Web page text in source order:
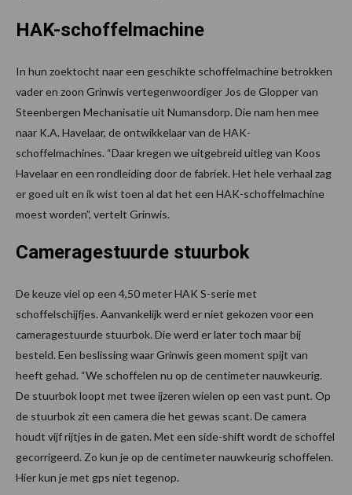
HAK-schoffelmachine
In hun zoektocht naar een geschikte schoffelmachine betrokken
vader en zoon Grinwis vertegenwoordiger Jos de Glopper van
Steenbergen Mechanisatie uit Numansdorp. Die nam hen mee
naar K.A. Havelaar, de ontwikkelaar van de HAK-
schoffelmachines. “Daar kregen we uitgebreid uitleg van Koos
Havelaar en een rondleiding door de fabriek. Het hele verhaal zag
er goed uit en ik wist toen al dat het een HAK-schoffelmachine
moest worden”, vertelt Grinwis.
Cameragestuurde stuurbok
De keuze viel op een 4,50 meter HAK S-serie met
schoffelschijfjes. Aanvankelijk werd er niet gekozen voor een
cameragestuurde stuurbok. Die werd er later toch maar bij
besteld. Een beslissing waar Grinwis geen moment spijt van
heeft gehad. “We schoffelen nu op de centimeter nauwkeurig.
De stuurbok loopt met twee ijzeren wielen op een vast punt. Op
de stuurbok zit een camera die het gewas scant. De camera
houdt vijf rijtjes in de gaten. Met een side-shift wordt de schoffel
gecorrigeerd. Zo kun je op de centimeter nauwkeurig schoffelen.
Hier kun je met gps niet tegenop.